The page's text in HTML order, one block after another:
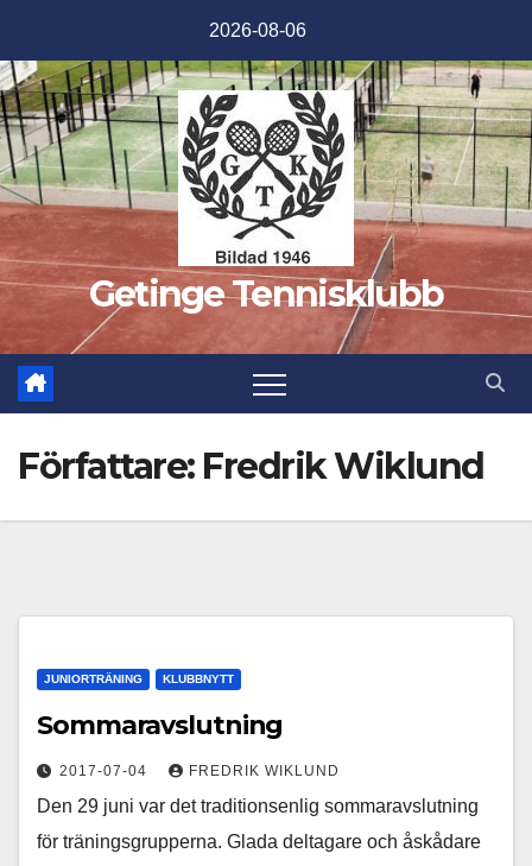
innehåll
2026-08-06
Getinge Tennisklubb
Författare: Fredrik Wiklund
JUNIORTRÄNING KLUBBNYTT
Sommaravslutning
2017-07-04 FREDRIK WIKLUND
Den 29 juni var det traditionsenlig sommaravslutning
för träningsgrupperna. Glada deltagare och åskådare